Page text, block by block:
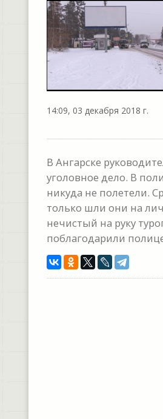
14:09, 03 декабря 2018 г.
В Ангарске
уголовное дело. В
никуда не полетели.
только шли они на
нечистый на руку
поблагодарили